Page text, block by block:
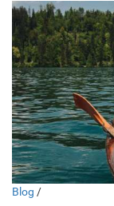
Blog /